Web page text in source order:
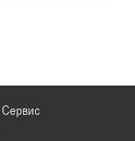
Сервис